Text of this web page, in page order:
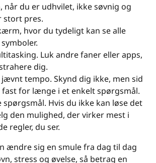
når du er udhvilet, ikke søvnig og
stort pres.
hvor du tydeligt kan se alle
Luk andre faner eller apps,
dig.
tempo. Skynd dig ikke, men sid
fast for længe i et enkelt spørgsmål.
spørgsmål. Hvis du ikke kan løse det
den mulighed, der virker mest i
regler, du ser.
ændre sig en smule fra dag til dag
stress og øvelse, så betrag en